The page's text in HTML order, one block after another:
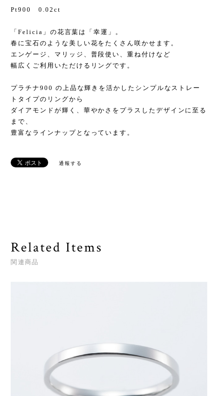
Pt900 0.02ct
「Felicia」の花言葉は「幸運」。
春に宝石のような美しい花をたくさん咲かせます。
エンゲージ、マリッジ、普段使い、重ね付けなど
幅広くご利用いただけるリングです。
プラチナ900 の上品な輝きを活かしたシンプルなストレー
トタイプのリングから
ダイアモンドが輝く、華やかさをプラスしたデザインに至る
まで、
豊富なラインナップとなっています。
通報する
Related Items
関連商品